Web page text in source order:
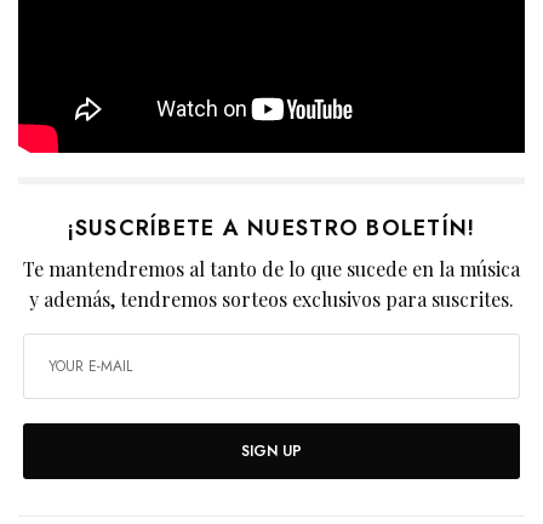
¡SUSCRÍBETE A NUESTRO BOLETÍN!
Te mantendremos al tanto de lo que sucede en la música
y además, tendremos sorteos exclusivos para suscrites.
SIGN UP